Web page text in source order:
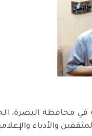
محافظة البصرة،
والأدباء